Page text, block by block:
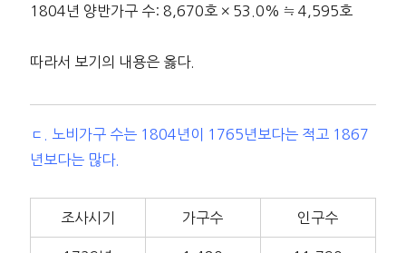
1804년 양반가구 수: 8,670호 × 53.0% ≒ 4,595호
따라서 보기의 내용은 옳다.
ㄷ. 노비가구 수는 1804년이 1765년보다는 적고 1867
년보다는 많다.
조사시기 가구수 인구수